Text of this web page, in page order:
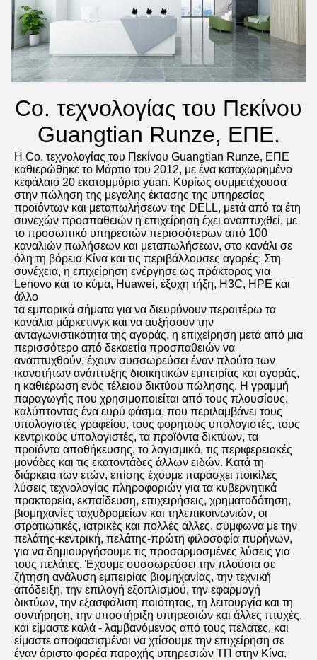
Co. τεχνολογίας του Πεκίνου
Guangtian Runze, ΕΠΕ.
Η Co. τεχνολογίας του Πεκίνου Guangtian Runze, ΕΠΕ
καθιερώθηκε το Μάρτιο του 2012, με ένα καταχωρημένο
κεφάλαιο 20 εκατομμύρια yuan. Κυρίως συμμετέχουσα
στην πώληση της μεγάλης έκτασης της υπηρεσίας
προϊόντων και μεταπωλήσεων της DELL, μετά από τα έτη
συνεχών προσπαθειών η επιχείρηση έχει αναπτυχθεί, με
το προσωπικό υπηρεσιών περισσότερων από 100
καναλιών πωλήσεων και μεταπωλήσεων, στο κανάλι σε
όλη τη βόρεια Κίνα και τις περιβάλλουσες αγορές. Στη
συνέχεια, η επιχείρηση ενέργησε ως πράκτορας για
Lenovo και το κύμα, Huawei, έξοχη τήξη, H3C, HPE και
άλλο
τα εμπορικά σήματα για να διευρύνουν περαιτέρω τα
κανάλια μάρκετινγκ και να αυξήσουν την
ανταγωνιστικότητα της αγοράς, η επιχείρηση μετά από μια
περισσότερο από δεκαετία προσπαθειών να
αναπτυχθούν, έχουν συσσωρεύσει έναν πλούτο των
ικανοτήτων ανάπτυξης διοικητικών εμπειρίας και αγοράς,
η καθιέρωση ενός τέλειου δικτύου πώλησης. Η γραμμή
παραγωγής που χρησιμοποιείται από τους πλουσίους,
καλύπτοντας ένα ευρύ φάσμα, που περιλαμβάνει τους
υπολογιστές γραφείου, τους φορητούς υπολογιστές, τους
κεντρικούς υπολογιστές, τα προϊόντα δικτύων, τα
προϊόντα αποθήκευσης, το λογισμικό, τις περιφερειακές
μονάδες και τις εκατοντάδες άλλων ειδών. Κατά τη
διάρκεια των ετών, επίσης έχουμε παράσχει ποικίλες
λύσεις τεχνολογίας πληροφοριών για τα κυβερνητικά
πρακτορεία, εκπαίδευση, επιχειρήσεις, χρηματοδότηση,
βιομηχανίες ταχυδρομείων και τηλεπικοινωνιών, οι
στρατιωτικές, ιατρικές και πολλές άλλες, σύμφωνα με την
πελάτης-κεντρική, πελάτης-πρώτη φιλοσοφία πυρήνων,
για να δημιουργήσουμε τις προσαρμοσμένες λύσεις για
τους πελάτες. Έχουμε συσσωρεύσει την πλούσια σε
ζήτηση ανάλυση εμπειρίας βιομηχανίας, την τεχνική
απόδειξη, την επιλογή εξοπλισμού, την εφαρμογή
δικτύων, την εξασφάλιση ποιότητας, τη λειτουργία και τη
συντήρηση, την υποστήριξη υπηρεσιών και άλλες πτυχές,
και είμαστε καλά - λαμβανόμενος από τους πελάτες, και
είμαστε αποφασισμένοι να χτίσουμε την επιχείρηση σε
έναν άριστο φορέα παροχής υπηρεσιών ΤΠ στην Κίνα.